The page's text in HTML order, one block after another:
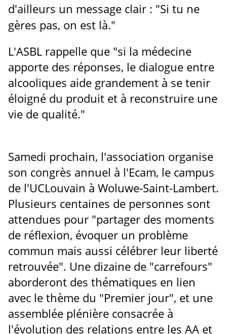
d'ailleurs un message clair : "Si tu ne
gères pas, on est là."
L'ASBL rappelle que "si la médecine
apporte des réponses, le dialogue entre
alcooliques aide grandement à se tenir
éloigné du produit et à reconstruire une
vie de qualité."
Samedi prochain, l'association organise
son congrès annuel à l'Ecam, le campus
de l'UCLouvain à Woluwe-Saint-Lambert.
Plusieurs centaines de personnes sont
attendues pour "partager des moments
de réflexion, évoquer un problème
commun mais aussi célébrer leur liberté
retrouvée". Une dizaine de "carrefours"
aborderont des thématiques en lien
avec le thème du "Premier jour", et une
assemblée plénière consacrée à
l'évolution des relations entre les AA et